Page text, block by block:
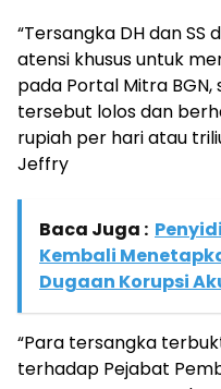
“Tersangka DH dan
atensi khusus untuk
pada Portal Mitra
tersebut lolos dan
rupiah per hari atau
Jeffry
Baca Juga :
Kembali
Dugaan Korupsi
“Para tersangka
terhadap Pejabat